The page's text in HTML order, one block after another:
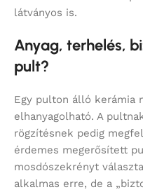
látványos is.
Anyag, terhelés,
pult?
Egy pulton álló kerámia
elhanyagolható. A
rögzítésnek pedig
érdemes megerősített
mosdószekrényt
alkalmas erre, de a